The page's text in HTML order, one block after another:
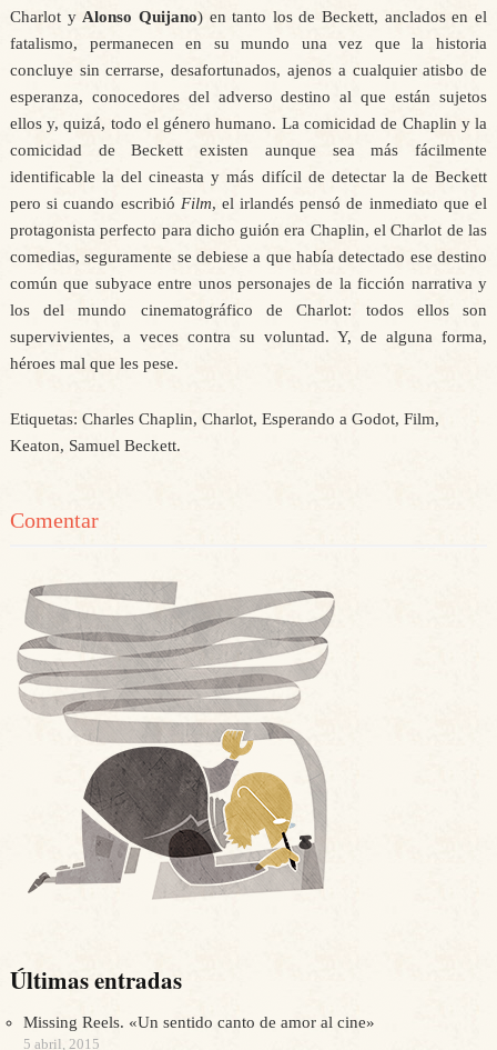
Charlot y Alonso Quijano) en tanto los de Beckett, anclados en el
fatalismo, permanecen en su mundo una vez que la historia
concluye sin cerrarse, desafortunados, ajenos a cualquier atisbo de
esperanza, conocedores del adverso destino al que están sujetos
ellos y, quizá, todo el género humano. La comicidad de Chaplin y la
comicidad de Beckett existen aunque sea más fácilmente
identificable la del cineasta y más difícil de detectar la de Beckett
pero si cuando escribió Film, el irlandés pensó de inmediato que el
protagonista perfecto para dicho guión era Chaplin, el Charlot de las
comedias, seguramente se debiese a que había detectado ese destino
común que subyace entre unos personajes de la ficción narrativa y
los del mundo cinematográfico de Charlot: todos ellos son
supervivientes, a veces contra su voluntad. Y, de alguna forma,
héroes mal que les pese.
Etiquetas: Charles Chaplin, Charlot, Esperando a Godot, Film,
Keaton, Samuel Beckett.
Comentar
Últimas entradas
Missing Reels. «Un sentido canto de amor al cine»
5 abril, 2015